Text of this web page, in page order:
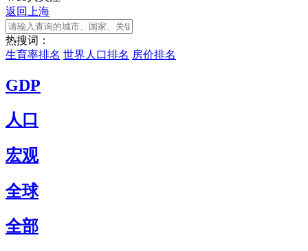
返回上海
热搜词：
生育率排名 世界人口排名 房价排名
GDP
人口
宏观
全球
全部